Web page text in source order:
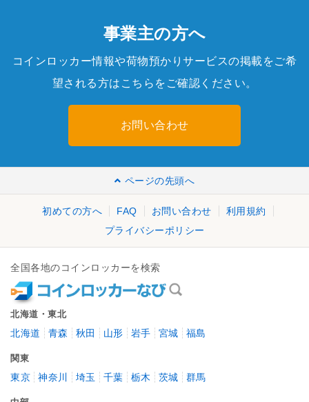
事業主の方へ
コインロッカー情報や荷物預かりサービスの掲載をご希
望される方はこちらをご確認ください。
お問い合わせ
ページの先頭へ
初めての方へ FAQ お問い合わせ
利用規約
プライバシーポリシー
全国各地のコインロッカーを検索
北海道・東北
北海道 青森 秋田 山形 岩手 宮城 福島
関東
東京 神奈川 埼玉 千葉 栃木 茨城 群馬